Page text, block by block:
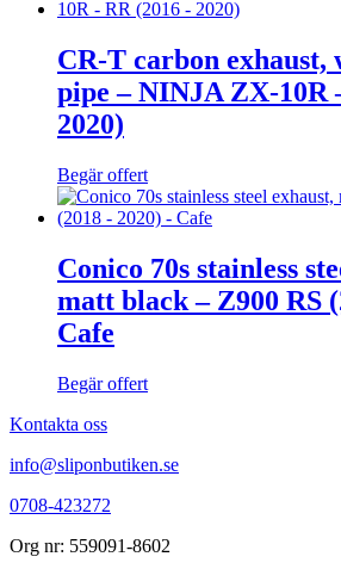
CR-T carbon
pipe – NINJA ZX-10R
2020)
Begär offert
Conico 70s stainless
matt black – Z900 RS
Cafe
Begär offert
Kontakta oss
info@sliponbutiken.se
0708-423272
Org nr: 559091-8602